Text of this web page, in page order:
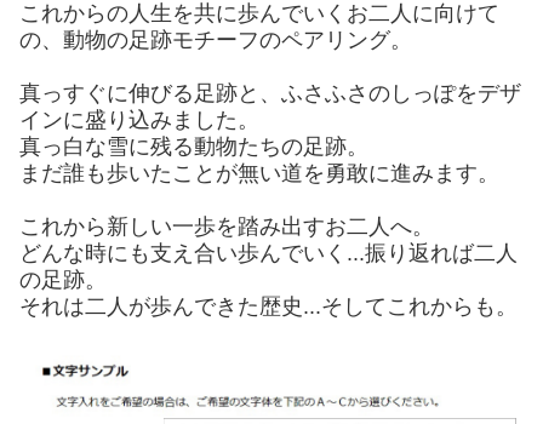
これからの人生を共に歩んでいくお二人に向けて
の、動物の足跡モチーフのペアリング。
真っすぐに伸びる足跡と、ふさふさのしっぽをデザ
インに盛り込みました。
真っ白な雪に残る動物たちの足跡。
まだ誰も歩いたことが無い道を勇敢に進みます。
これから新しい一歩を踏み出すお二人へ。
どんな時にも支え合い歩んでいく...振り返れば二人
の足跡。
それは二人が歩んできた歴史...そしてこれからも。